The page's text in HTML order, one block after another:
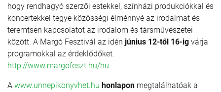
hogy rendhagyó szerzői estekkel, színházi produkciókkal és
koncertekkel tegye közösségi élménnyé az irodalmat és
teremtsen kapcsolatot az irodalom és társművészetei
között. A Margó Fesztivál az idén június 12-től 16-ig várja
programokkal az érdeklődőket.
http://www.margofeszt.hu/hu
A www.unnepikonyvhet.hu honlapon megtalálhatóak a